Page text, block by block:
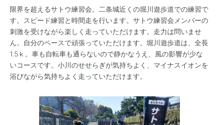
限界を超えるサトウ練習会。二条城近くの堀川遊歩道での練習で
す。スピード練習と時間走を行います。サトウ練習会メンバーの
刺激を受けながら楽しく走っていただけます。走力は問いませ
ん。自分のペースで頑張っていただけます。堀川遊歩道は、全長
1.5ｋ。車も自転車も通らないので静かなうえ、風の影響が少な
いコースです。小川のせせらぎが気持ちよく、マイナスイオンを
浴びながら気持ちよく走っていただけます。